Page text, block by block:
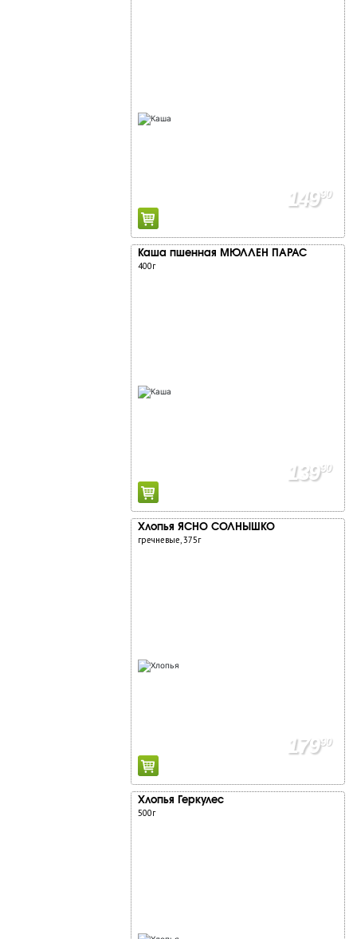
14990
Каша пшенная МЮЛЛЕН ПАРАС
400г
13990
Хлопья ЯСНО СОЛНЫШКО
гречневые, 375г
17990
Хлопья Геркулес
500г